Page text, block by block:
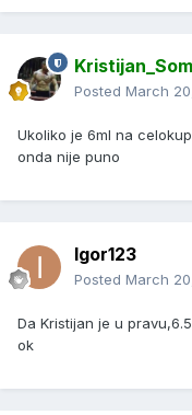
Posted March
Ukoliko je 6ml na
onda nije puno
Igor123
Posted March
Da Kristijan je u
ok